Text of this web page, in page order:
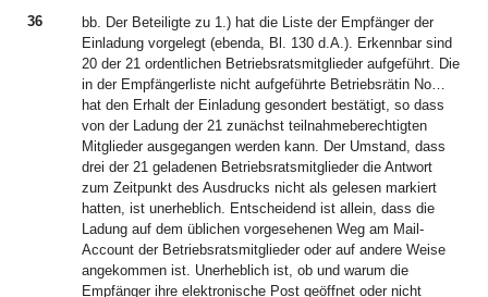
36
bb. Der Beteiligte zu 1.) hat die Liste der Empfänger der
Einladung vorgelegt (ebenda, Bl. 130 d.A.). Erkennbar sind
20 der 21 ordentlichen Betriebsratsmitglieder aufgeführt. Die
in der Empfängerliste nicht aufgeführte Betriebsrätin No…
hat den Erhalt der Einladung gesondert bestätigt, so dass
von der Ladung der 21 zunächst teilnahmeberechtigten
Mitglieder ausgegangen werden kann. Der Umstand, dass
drei der 21 geladenen Betriebsratsmitglieder die Antwort
zum Zeitpunkt des Ausdrucks nicht als gelesen markiert
hatten, ist unerheblich. Entscheidend ist allein, dass die
Ladung auf dem üblichen vorgesehenen Weg am Mail-
Account der Betriebsratsmitglieder oder auf andere Weise
angekommen ist. Unerheblich ist, ob und warum die
Empfänger ihre elektronische Post geöffnet oder nicht